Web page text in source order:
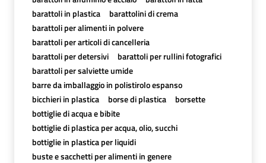
barattoli in plastica
barattolini di crema
barattoli per alimenti in polvere
barattoli per articoli di cancelleria
barattoli per detersivi
barattoli per rullini fotografici
barattoli per salviette umide
barre da imballaggio in polistirolo espanso
bicchieri in plastica
borse di plastica
borsette
bottiglie di acqua e bibite
bottiglie di plastica per acqua, olio, succhi
bottiglie in plastica per liquidi
buste e sacchetti per alimenti in genere